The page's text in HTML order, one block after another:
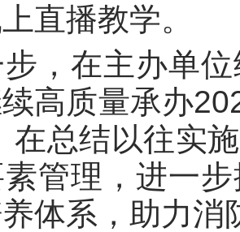
直播教学。
，在主办单
高质量承办
在总结以往实
管理，进一
体系，助力